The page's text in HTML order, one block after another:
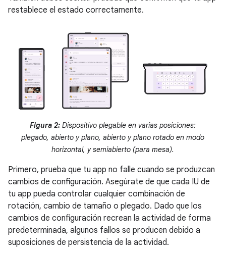
restablece el estado correctamente.
Figura 2: Dispositivo plegable en varias posiciones:
plegado, abierto y plano, abierto y plano rotado en modo
horizontal, y semiabierto (para mesa).
Primero, prueba que tu app no falle cuando se produzcan
cambios de configuración. Asegúrate de que cada IU de
tu app pueda controlar cualquier combinación de
rotación, cambio de tamaño o plegado. Dado que los
cambios de configuración recrean la actividad de forma
predeterminada, algunos fallos se producen debido a
suposiciones de persistencia de la actividad.